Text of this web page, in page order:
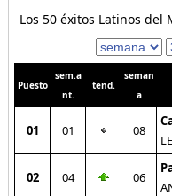
Los 50 éxitos Latinos del
Puesto
sem.a
nt.
tend.
seman
a
01 01 08
02 04 06